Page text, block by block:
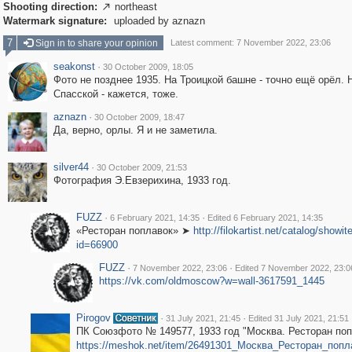
Shooting direction:  northeast
Watermark signature:
uploaded by aznazn
7
Sign in to share your opinion Latest comment: 7 November 2022, 23:06
seakonst · 30 October 2009, 18:05
Фото не позднее 1935. На Троицкой башне - точно ещё орёл.
Спасской - кажется, тоже.
aznazn · 30 October 2009, 18:47
Да, верно, орлы. Я и не заметила.
silver44 · 30 October 2009, 21:53
Фотография Э.Евзерихина, 1933 год.
FUZZ · 6 February 2021, 14:35 · Edited 6 February 2021, 14:35
«Ресторан поплавок» ➤ http://filokartist.net/catalog/
id=66900
FUZZ · 7 November 2022, 23:06 · Edited 7 November 2022,
https://vk.com/oldmoscow?w=wall-3617591_1445
Pirogov · 31 July 2021, 21:45 · Edited 31 July 2021, 21:51
ПК Союзфото № 149577, 1933 год "Москва. Ресторан
https://meshok.net/item/